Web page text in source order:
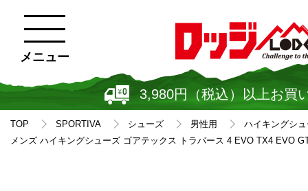
3,980円（税込）以上お買
メニュー
TOP SPORTIVA シューズ 男性用
ハイキングシ
メンズ ハイキングシューズ ゴアテックス トラバース 4 EVO TX4 EVO